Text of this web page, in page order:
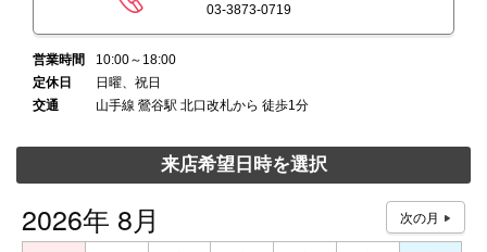
03-3873-0719
営業時間
10:00～18:00
定休日
日曜、祝日
交通
山手線 鶯谷駅 北口改札から 徒歩1分
来店希望日時を選択
2026年 8月